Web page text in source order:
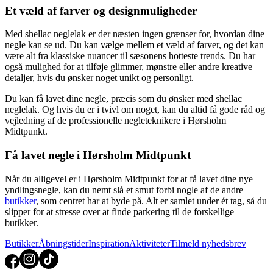
Et væld af farver og designmuligheder
Med shellac neglelak er der næsten ingen grænser for, hvordan dine
negle kan se ud. Du kan vælge mellem et væld af farver, og det kan
være alt fra klassiske nuancer til sæsonens hotteste trends. Du har
også mulighed for at tilføje glimmer, mønstre eller andre kreative
detaljer, hvis du ønsker noget unikt og personligt.
Du kan få lavet dine negle, præcis som du ønsker med shellac
neglelak. Og hvis du er i tvivl om noget, kan du altid få gode råd og
vejledning af de professionelle negleteknikere i Hørsholm
Midtpunkt.
Få lavet negle i Hørsholm Midtpunkt
Når du alligevel er i Hørsholm Midtpunkt for at få lavet dine nye
yndlingsnegle, kan du nemt slå et smut forbi nogle af de andre
butikker, som centret har at byde på. Alt er samlet under ét tag, så du
slipper for at stresse over at finde parkering til de forskellige
butikker.
ButikkerÅbningstiderInspirationAktiviteterTilmeld nyhedsbrev